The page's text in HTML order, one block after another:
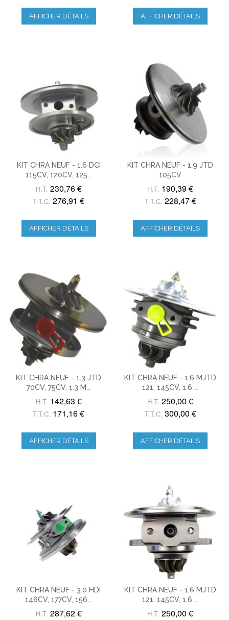
AFFICHER DÉTAILS AFFICHER DÉTAILS
KIT CHRA NEUF - 1.6 DCI
115CV, 120CV, 125...
H.T. 230,76 €
T.T.C. 276,91 €
AFFICHER DÉTAILS
KIT CHRA NEUF - 1.9 JTD
105CV
H.T. 190,39 €
T.T.C. 228,47 €
AFFICHER DÉTAILS
KIT CHRA NEUF - 1.3 JTD
70CV, 75CV, 1.3 M...
H.T. 142,63 €
T.T.C. 171,16 €
AFFICHER DÉTAILS
KIT CHRA NEUF - 1.6 MJTD
121, 145CV, 1.6 ...
H.T. 250,00 €
T.T.C. 300,00 €
AFFICHER DÉTAILS
KIT CHRA NEUF - 3.0 HDI
146CV, 177CV, 156...
H.T. 287,62 €
KIT CHRA NEUF - 1.6 MJTD
121, 145CV, 1.6 ...
H.T. 250,00 €